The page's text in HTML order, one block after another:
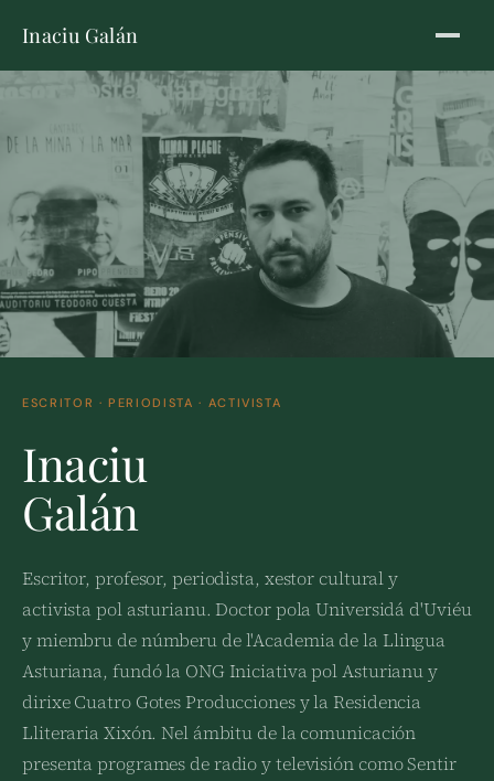
Inaciu Galán
ESCRITOR · PERIODISTA · ACTIVISTA
Inaciu
Galán
Escritor, profesor, periodista, xestor cultural y
activista pol asturianu. Doctor pola Universidá d'Uviéu
y miembru de númberu de l'Academia de la Llingua
Asturiana, fundó la ONG Iniciativa pol Asturianu y
dirixe Cuatro Gotes Producciones y la Residencia
Lliteraria Xixón. Nel ámbitu de la comunicación
presenta programes de radio y televisión como Sentir